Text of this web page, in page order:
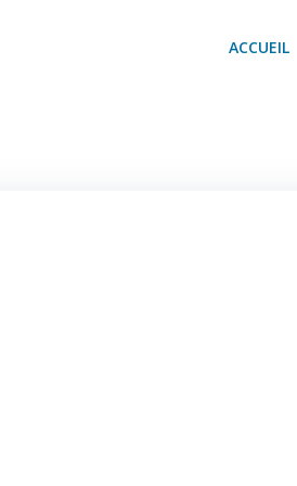
ACCUEIL